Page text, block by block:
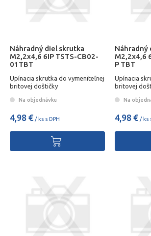
Náhradný diel skrutka
M2,2x4,6 6IP TSTS-CB02-
01TBT
Upínacia skrutka do vymeniteľnej
britovej doštičky
Na objednávku
4,98 € / ks s DPH
Náhradný
M2,2x4,6
P TBT
Upínacia
britovej
Na
4,98 € / ks